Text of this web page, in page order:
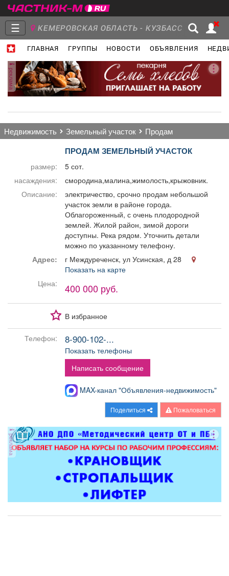
☰ КЕМЕРОВСКАЯ ОБЛАСТЬ - КУЗБАСС
ГЛАВНАЯ ГРУППЫ НОВОСТИ ОБЪЯВЛЕНИЯ
Главная
Группы Новости
Работа Транспорт Компании
Обучение Проекты
Поздравления
Я - пенсионер
реклама
недвижимость земельный участок продам
ПРОДАМ ЗЕМЕЛЬНЫЙ УЧАСТОК
размер:
5 сот.
насаждения:
смородина,малина,жимолость,крыжовник.
Описание:
электричество, срочно продам небольшой
участок земли в районе города.
Облагороженный, с очень плодородной
землей. Жилой район, зимой дороги
доступны. Река рядом. Уточнить детали
можно по указанному телефону.
Адрес:
г Междуреченск, ул Усинская, д 28
Показать на карте
Цена:
400 000 руб.
В избранное
Телефон: 8-900-102-...
Показать телефоны
Написать сообщение
MAX-канал "Объявления-недвижимость"
Поделиться Пожаловаться
реклама